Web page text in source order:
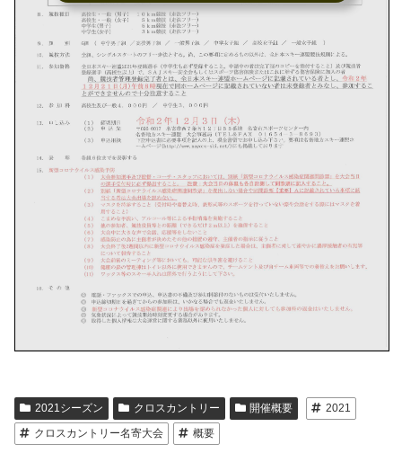
2021シーズン クロスカントリー 開催概要
2021
クロスカントリー名寄大会
概要